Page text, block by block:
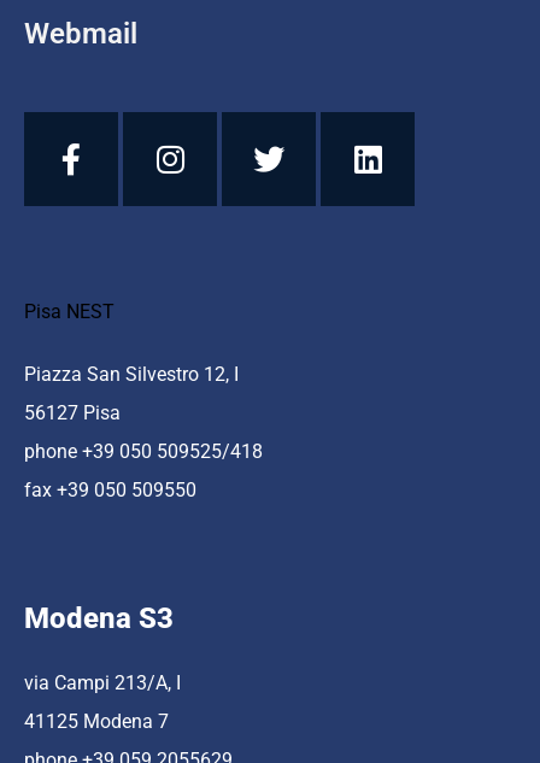
Webmail
Pisa NEST
Piazza San Silvestro 12, I
56127 Pisa
phone +39 050 509525/418
fax +39 050 509550
Modena S3
via Campi 213/A, I
41125 Modena 7